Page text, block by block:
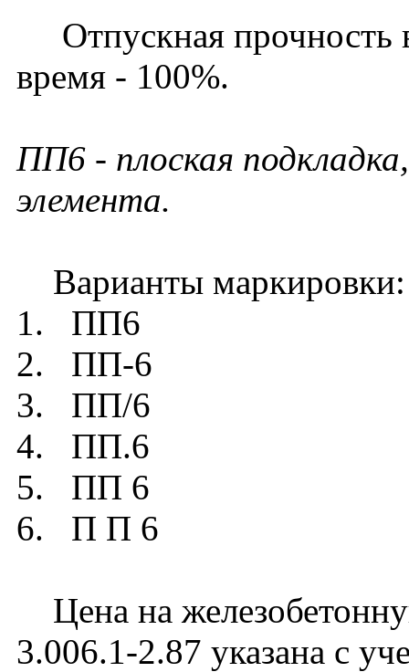
Отпускная прочность
время - 100%.
ПП6 - плоская
элемента.
Варианты маркировки:
1. ПП6
2. ПП-6
3. ПП/6
4. ПП.6
5. ПП 6
6. П П 6
Цена на
3.006.1-2.87 указана с